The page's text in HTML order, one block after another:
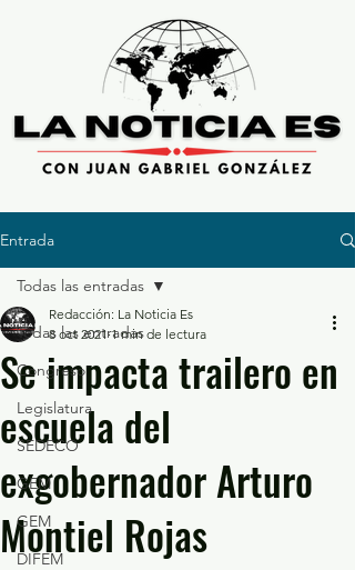
Entrada
Todas las entradas
Congreso
Legislatura
SEDECO
GEM
GEM
DIFEM
Todas las entradas
Se impacta trailero en
escuela del
exgobernador Arturo
Montiel Rojas
Redacción: La Noticia Es
8 oct 2021 1 min de lectura